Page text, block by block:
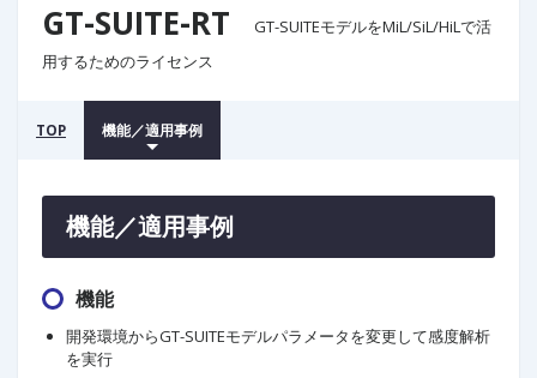
GT-SUITE-RT
GT-SUITEモデルをMiL/SiL/HiLで活
用するためのライセンス
TOP 機能／適用事例
機能／適用事例
機能
開発環境からGT-SUITEモデルパラメータを変更して感度解析
を実行